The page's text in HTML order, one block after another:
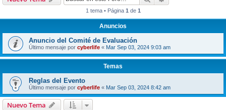
1 tema • Página 1 de 1
Anuncios
Anuncio del Comité de Evaluación
Último mensaje por cyberlife « Mar Sep 03, 2024 9:03 am
Temas
Reglas del Evento
Último mensaje por cyberlife « Mar Sep 03, 2024 8:42 am
Nuevo Tema